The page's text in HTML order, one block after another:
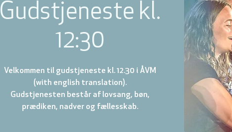
Gudstjeneste kl.
12:30
Velkommen til gudstjeneste kl. 12.30 i ÅVM
(with english translation).
Gudstjenesten består af lovsang, bøn,
prædiken, nadver og fællesskab.